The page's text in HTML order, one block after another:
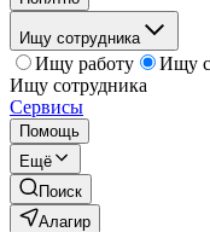
Ищу сотрудника
Ищу работу
Ищу
Ищу сотрудника
Сервисы
Помощь
Ещё
Поиск
Алагир